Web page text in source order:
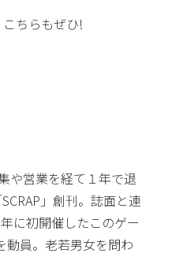
ちらもぜひ!
や営業を経て１年で退
」創刊。誌面と連
に初開催したこのゲー
動員。老若男女を問わ